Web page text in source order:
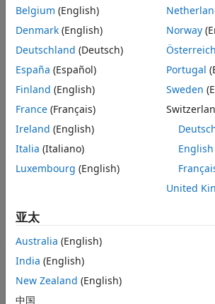
Belgium (English)
Denmark (English)
Deutschland (Deutsch)
España (Español)
Finland (English)
France (Français)
Ireland (English)
Italia (Italiano)
Luxembourg (English)
Norway
Österreich
Portugal
Sweden
English
United
亚太
Australia (English)
India (English)
New Zealand (English)
中国
信任中心 商标 隐私政策 防盗版
应
联系我们
© 1994-2026 The MathWorks, Inc.